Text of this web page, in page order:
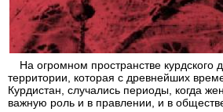
На огромном пространстве курдского
территории, которая с древнейших
Курдистан, случались периоды, когда
важную роль и в правлении, и в